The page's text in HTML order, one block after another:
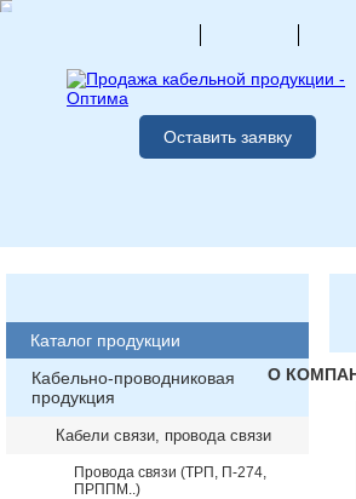
Оставить заявку
О
Каталог продукции
Кабельно-проводниковая
продукция
Кабели связи, провода связи
Провода связи (ТРП, П-274,
ПРППМ..)